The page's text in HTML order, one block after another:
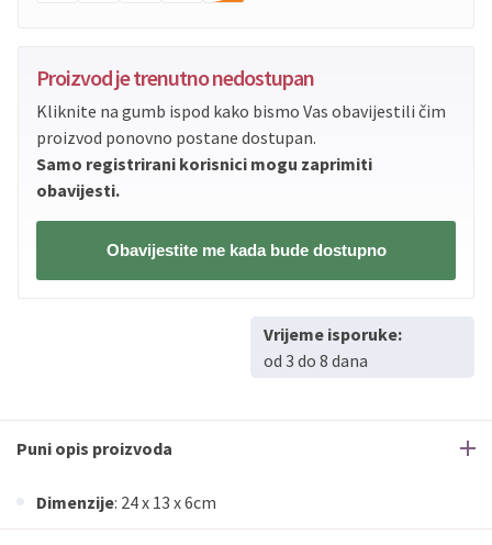
Proizvod je trenutno nedostupan
Kliknite na gumb ispod kako bismo Vas obavijestili čim
proizvod ponovno postane dostupan.
Samo registrirani korisnici mogu zaprimiti
obavijesti.
Obavijestite me kada bude dostupno
Vrijeme isporuke:
od 3 do 8 dana
Puni opis proizvoda
Dimenzije: 24 x 13 x 6cm